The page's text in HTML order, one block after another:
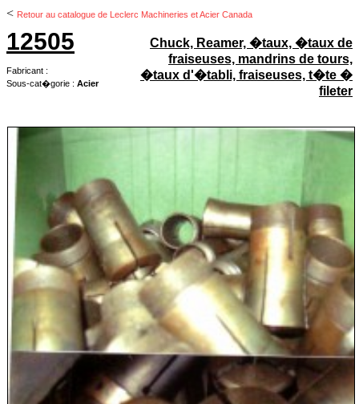
< Retour au catalogue de Leclerc Machineries et Acier Canada
12505
Fabricant :
Sous-cat�gorie : Acier
Chuck, Reamer, �taux, �taux de
fraiseuses, mandrins de tours,
�taux d'�tabli, fraiseuses, t�te �
fileter